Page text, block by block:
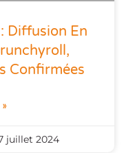
Diffusion En
Confirmées
»
juillet 2024